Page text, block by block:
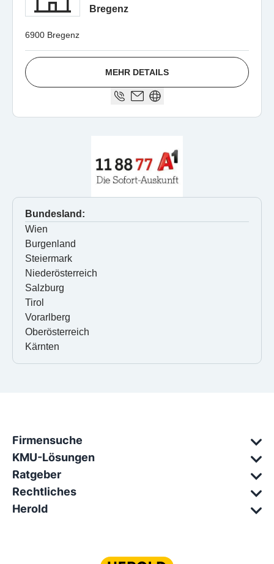
Bregenz
6900 Bregenz
MEHR DETAILS
Bundesland:
Wien
Burgenland
Steiermark
Niederösterreich
Salzburg
Tirol
Vorarlberg
Oberösterreich
Kärnten
Firmensuche
KMU-Lösungen
Ratgeber
Rechtliches
Herold